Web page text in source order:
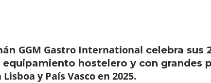
GGM Gastro International celebra sus
equipamiento hostelero y con grandes
y País Vasco en 2025.